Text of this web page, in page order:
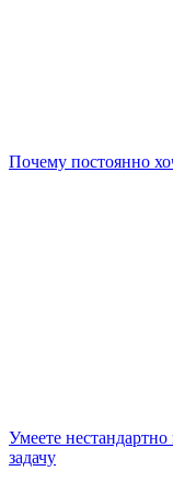
Почему постоянно
Умеете
задачу